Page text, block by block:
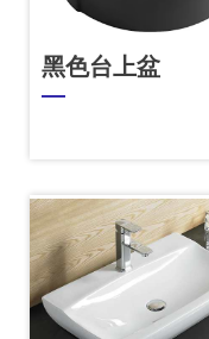
黑色台上盆